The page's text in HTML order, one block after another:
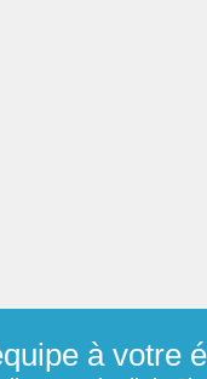
à votre